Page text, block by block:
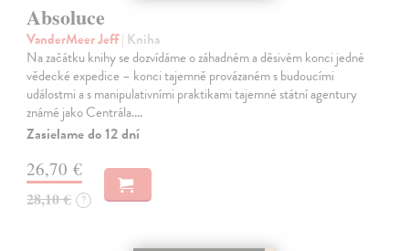
Absoluce
VanderMeer Jeff| Kniha
Na začátku knihy se dozvídáme o záhadném a děsivém konci jedné
vědecké expedice – konci tajemně provázaném s budoucími
událostmi a s manipulativními praktikami tajemné státní agentury
známé jako Centrála.…
Zasielame do 12 dní
26,70 €
28,10 € ?